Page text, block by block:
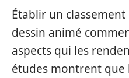
Établir un
dessin animé
aspects qui les
études montrent